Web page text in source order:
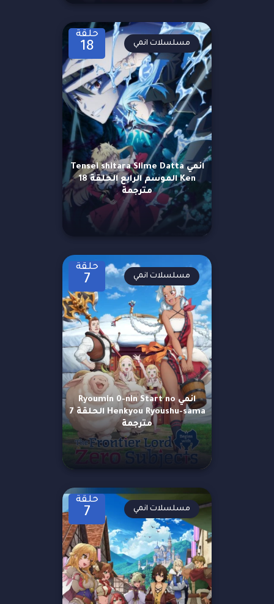
حلقة
18
انمي Tensei shitara Slime Datta
Ken الموسم الرابع الحلقة 18
مترجمة
مسلسلات انمي
حلقة
7
انمي Ryoumin 0-nin Start no
Henkyou Ryoushu-sama الحلقة 7
مترجمة
مسلسلات انمي
حلقة
7 مسلسلات انمي